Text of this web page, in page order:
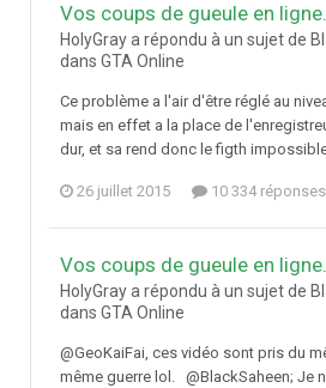
Vos coups de gueule en
HolyGray a répondu à un sujet de
dans GTA Online
Ce problème a l'air d'être réglé au
mais en effet a la place de
dur, et sa rend donc le figth
26 juillet 2015 10 334 réponses
Vos coups de gueule en
HolyGray a répondu à un sujet de
dans GTA Online
@GeoKaiFai, ces vidéo sont pris du
même guerre lol. @BlackSaheen; Je